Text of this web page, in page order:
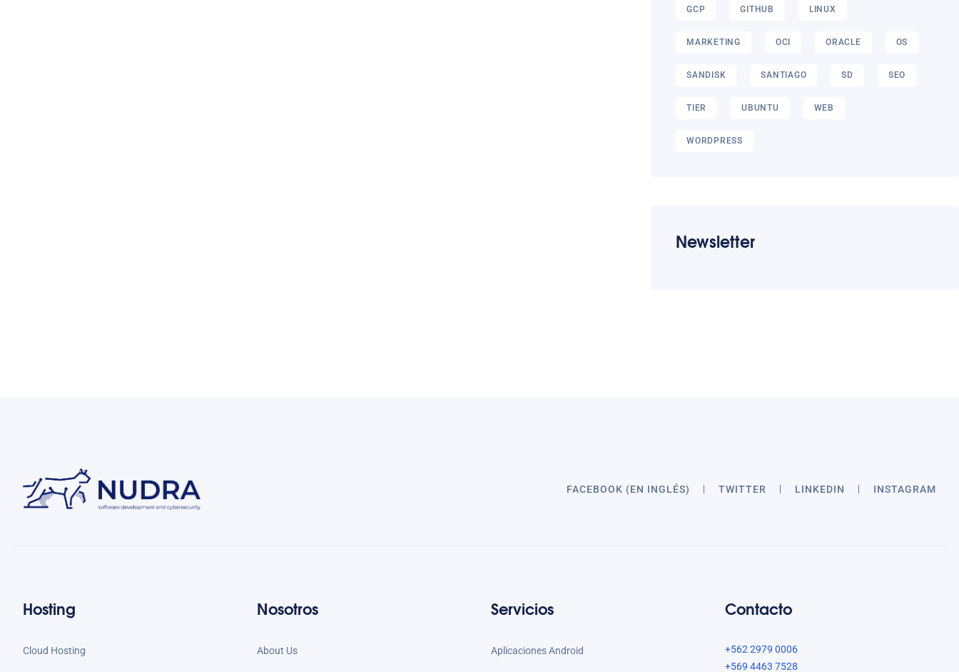
GCP GITHUB LINUX
MARKETING OCI ORACLE OS
SANDISK SANTIAGO SD SEO
TIER UBUNTU WEB
WORDPRESS
Newsletter
FACEBOOK (EN INGLÉS) TWITTER LINKEDIN INSTAGRAM
Hosting
Cloud Hosting
Nosotros
About Us
Servicios
Aplicaciones Android
Contacto
+562 2979 0006
+569 4463 7528